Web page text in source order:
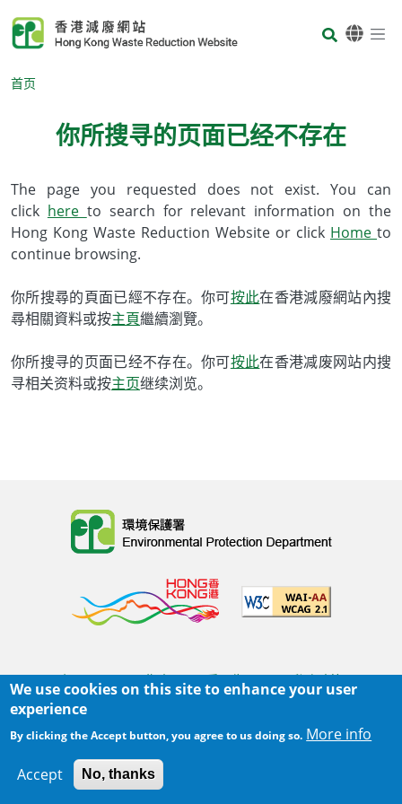
Body
首页
你所搜寻的页面已经不存在
Body
The page you requested does not exist. You can
click here to search for relevant information on the
Hong Kong Waste Reduction Website or click Home to
continue browsing.
你所搜尋的頁面已經不存在。你可按此在香港減廢網站內搜
尋相關資料或按主頁繼續瀏覽。
你所搜寻的页面已经不存在。你可按此在香港减废网站内搜
寻相关资料或按主页继续浏览。
主页 | 网页指南 | 重要告示 |
私隐政策
Body
覆检日期:
2022-08-31 16:03
Body
We use cookies on this site to enhance your user
experience
By clicking the Accept button, you agree to us doing so. More info
Accept No, thanks